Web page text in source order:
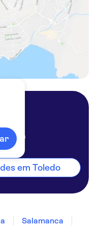
em Toledo
Salamanca